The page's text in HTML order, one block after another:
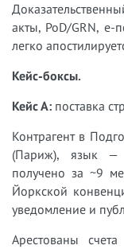
акты, PoD/GRN, e-
легко
Кейс-боксы.
Кейс А: поставка
Контрагент в
(Париж), язык —
получено за ~9
Йоркской
уведомление и
Арестованы